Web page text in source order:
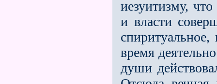
иезуитизму,
и власти
время
души